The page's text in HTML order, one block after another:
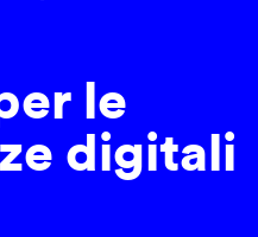
le
digitali